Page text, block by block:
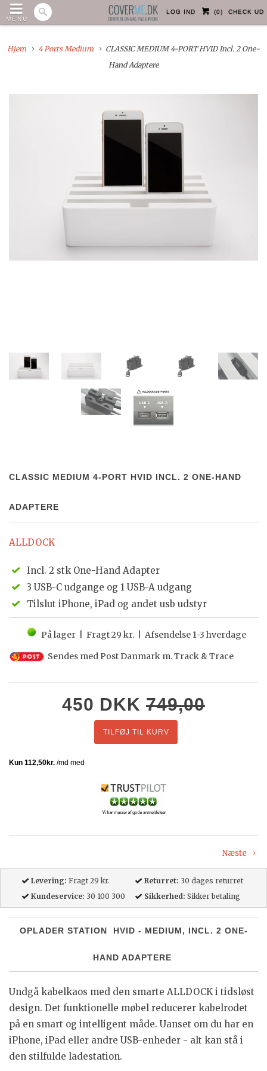
MENU
LOG IND (0) CHECK UD
Hjem 4 Ports Medium
CLASSIC MEDIUM 4-PORT HVID Incl. 2 One-
Hand Adaptere
CLASSIC MEDIUM 4-PORT HVID INCL. 2 ONE-HAND
ADAPTERE
ALLDOCK
Incl. 2 stk One-Hand Adapter
3 USB-C udgange og 1 USB-A udgang
Tilslut iPhone, iPad og andet usb udstyr
På lager | Fragt 29 kr. | Afsendelse 1-3 hverdage
Sendes med Post Danmark m. Track & Trace
450 DKK 749,00
TILFØJ TIL KURV
Næste
Levering: Fragt 29 kr. Returret: 30 dages returret
Kundeservice: 30 100 300 Sikkerhed: Sikker betaling
OPLADER STATION HVID - MEDIUM, INCL. 2 ONE-
HAND ADAPTERE
Undgå kabelkaos med den smarte ALLDOCK i tidsløst
design. Det funktionelle møbel reducerer kabelrodet
på en smart og intelligent måde. Uanset om du har en
iPhone, iPad eller andre USB-enheder - alt kan stå i
den stilfulde ladestation.